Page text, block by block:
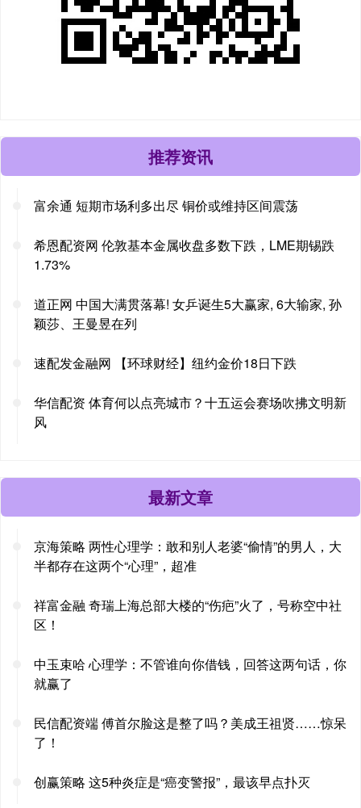
推荐资讯
富余通 短期市场利多出尽 铜价或维持区间震荡
希恩配资网 伦敦基本金属收盘多数下跌，LME期锡跌
1.73%
道正网 中国大满贯落幕! 女乒诞生5大赢家, 6大输家, 孙
颖莎、王曼昱在列
速配发金融网 【环球财经】纽约金价18日下跌
华信配资 体育何以点亮城市？十五运会赛场吹拂文明新
风
最新文章
京海策略 两性心理学：敢和别人老婆“偷情”的男人，大
半都存在这两个“心理”，超准
祥富金融 奇瑞上海总部大楼的“伤疤”火了，号称空中社
区！
中玉束哈 心理学：不管谁向你借钱，回答这两句话，你
就赢了
民信配资端 傅首尔脸这是整了吗？美成王祖贤……惊呆
了！
创赢策略 这5种炎症是“癌变警报”，最该早点扑灭